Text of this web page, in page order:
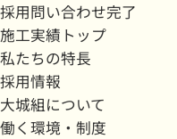
採用問い合わせ完了
施工実績トップ
私たちの特長
採用情報
大城組について
働く環境・制度